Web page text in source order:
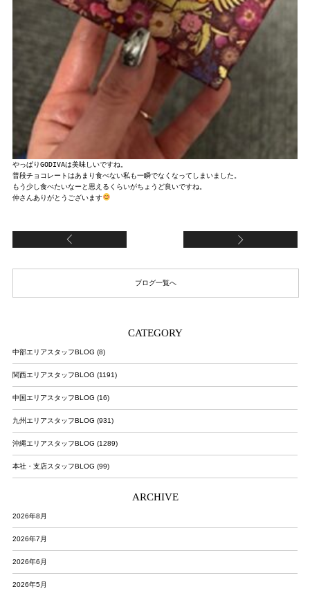
やっぱりGODIVAは美味しいですね。
普段チョコレートはあまり食べない私も一瞬でなくなってしまいました。
もう少し食べたいなーと思えるくらいがちょうど良いですね。
仲さんありがとうございます
ブログ一覧へ
CATEGORY
中部エリアスタッフBLOG (8)
関西エリアスタッフBLOG (1191)
中国エリアスタッフBLOG (16)
九州エリアスタッフBLOG (931)
沖縄エリアスタッフBLOG (1289)
本社・支店スタッフBLOG (99)
ARCHIVE
2026年8月
2026年7月
2026年6月
2026年5月